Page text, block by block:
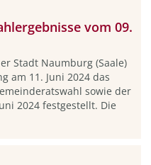
vom 09.
Stadt Naumburg (Saale)
am 11. Juni 2024 das
sowie der
2024 festgestellt. Die